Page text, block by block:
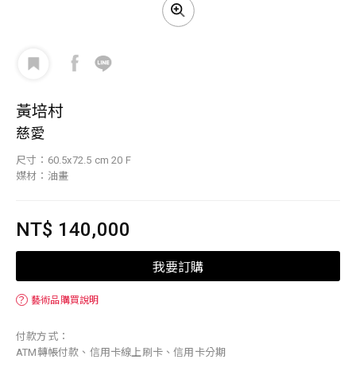
黃培村
慈愛
尺寸：60.5x72.5 cm 20 F
媒材：油畫
NT$ 140,000
我要訂購
？ 藝術品購買說明
付款方式：
ATM轉帳付款、信用卡線上刷卡、信用卡分期